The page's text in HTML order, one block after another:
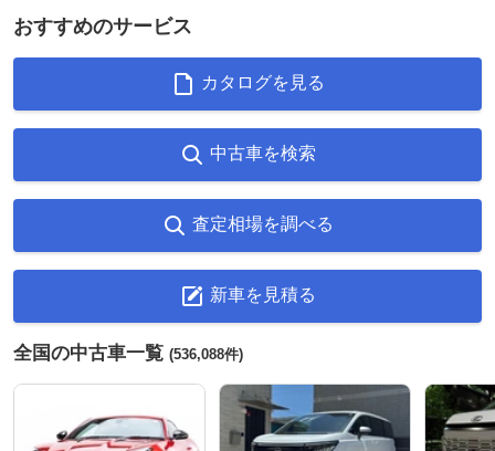
おすすめのサービス
カタログを見る
中古車を検索
査定相場を調べる
新車を見積る
全国の中古車一覧 (536,088件)